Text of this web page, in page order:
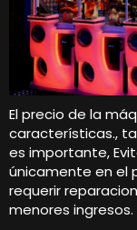
El precio de la
características.,
es importante,
únicamente en el
requerir
menores ingresos.